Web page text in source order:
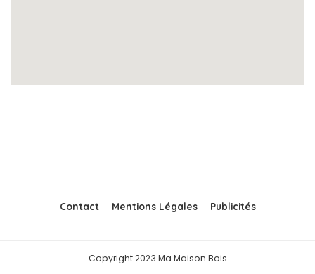
Contact Mentions Légales Publicités
Copyright 2023 Ma Maison Bois